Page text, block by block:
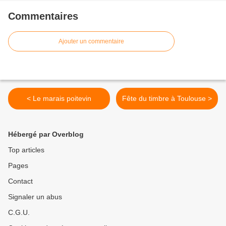
Commentaires
Ajouter un commentaire
< Le marais poitevin Fête du timbre à Toulouse >
Hébergé par Overblog
Top articles
Pages
Contact
Signaler un abus
C.G.U.